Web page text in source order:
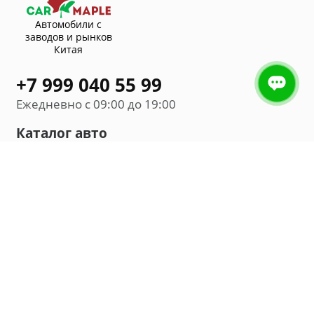
Автомобили с
заводов и рынков
Китая
+7 999 040 55 99
Ежедневно с 09:00 до 19:00
Каталог авто